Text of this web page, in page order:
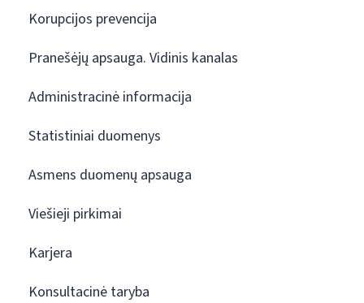
Korupcijos prevencija
Pranešėjų apsauga. Vidinis kanalas
Administracinė informacija
Statistiniai duomenys
Asmens duomenų apsauga
Viešieji pirkimai
Karjera
Konsultacinė taryba